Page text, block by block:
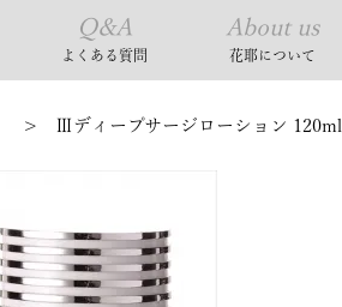
Q&A
よくある質問
About us
花耶について
> Ⅲディープサージローション 120ml